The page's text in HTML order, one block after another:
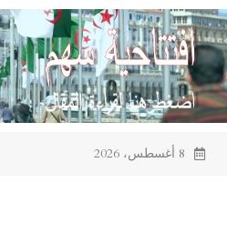
Skip
to
content
8 أغسطس، 2026